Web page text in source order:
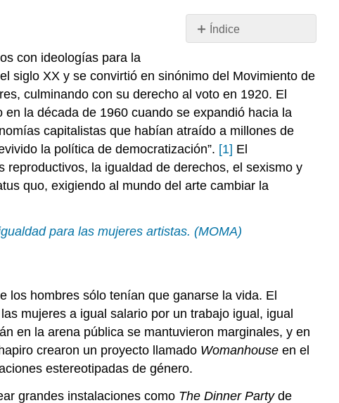
Índice
Las
mujeres
que
definieron
el
arte
feminista
Judy
Kruger
Holzer
Anillo
de
Fe
Lorna
con ideologías para la
siglo XX y se convirtió en sinónimo del Movimiento de
culminando con su derecho al voto en 1920. El
la década de 1960 cuando se expandió hacia la
capitalistas que habían atraído a millones de
la política de democratización”. [1] El
la igualdad de derechos, el sexismo y
quo, exigiendo al mundo del arte cambiar la
para las mujeres artistas. (MOMA)
los hombres sólo tenían que ganarse la vida. El
mujeres a igual salario por un trabajo igual, igual
en la arena pública se mantuvieron marginales, y en
crearon un proyecto llamado Womanhouse en el
estereotipadas de género.
grandes instalaciones como The Dinner Partyde